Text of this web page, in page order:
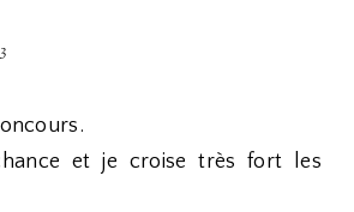
et je croise très fort les